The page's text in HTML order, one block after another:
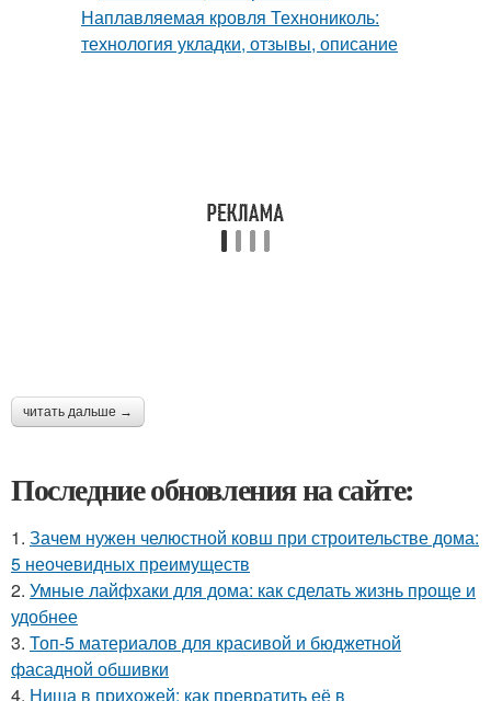
читать дальше →
Последние обновления на сайте:
1. Зачем нужен челюстной ковш при строительстве дома:
5 неочевидных преимуществ
2. Умные лайфхаки для дома: как сделать жизнь проще и
удобнее
3. Топ-5 материалов для красивой и бюджетной
фасадной обшивки
4. Ниша в прихожей: как превратить её в